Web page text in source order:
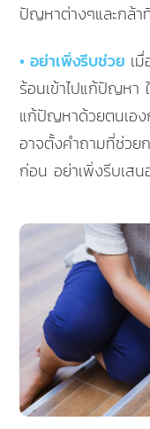
ปัญหาต่างๆและกล้า
• อย่าเพิ่งรีบช่วย เ
ร้อนเข้าไปแก้ปัญหา
แก้ปัญหาด้วยตนเอง
อาจตั้งคำถามที่ช่วย
ก่อน อย่าเพิ่งรีบเสน